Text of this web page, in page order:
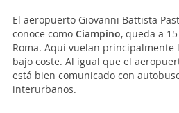
El aeropuerto Giovanni Battista
conoce como Ciampino, queda a
Roma. Aquí vuelan principalmente
bajo coste. Al igual que el
está bien comunicado con
interurbanos.